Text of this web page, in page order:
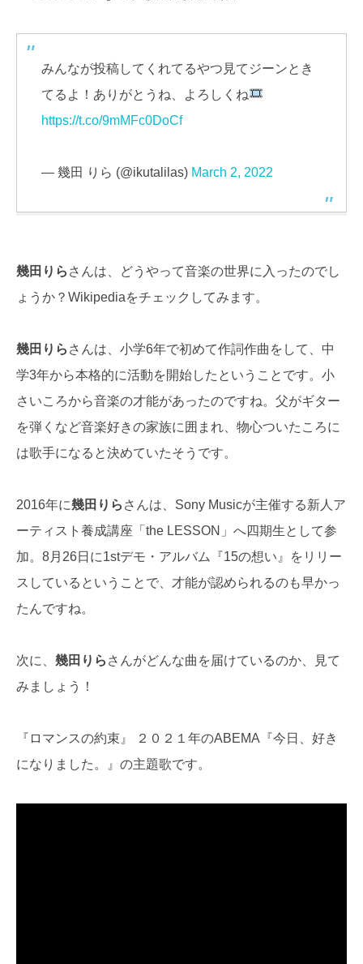
みんなが投稿してくれてるやつ見てジーンとき
てるよ！ありがとうね、よろしくね
https://t.co/9mMFc0DoCf
— 幾田 りら (@ikutalilas) March 2, 2022
幾田りら さんは、どうやって音楽の世界に入ったのでし
ょうか？Wikipediaをチェックしてみます。
幾田りら さんは、小学6年で初めて作詞作曲をして、中
学3年から本格的に活動を開始したということです。小
さいころから音楽の才能があったのですね。父がギター
を弾くなど音楽好きの家族に囲まれ、物心ついたころに
は歌手になると決めていたそうです。
2016年に幾田りら さんは、Sony Musicが主催する新人ア
ーティスト養成講座「the LESSON」へ四期生として参
加。8月26日に1stデモ・アルバム『15の想い』をリリー
スしているということで、才能が認められるのも早かっ
たんですね。
次に、 幾田りら さんがどんな曲を届けているのか、見て
みましょう！
『ロマンスの約束』 ２０２１年のABEMA『今日、好き
になりました。』の主題歌です。